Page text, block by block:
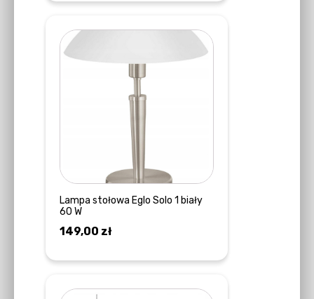
Lampa stołowa Eglo Solo 1 biały
60 W
149,00 zł